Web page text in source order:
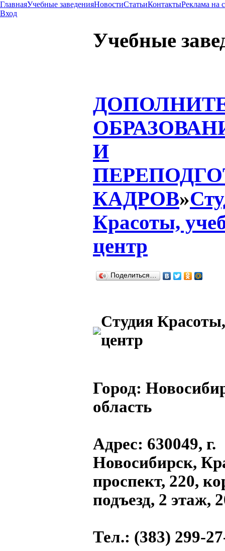
ГлавнаяУчебные заведенияНовостиСтатьиКонтактыРеклама на
Вход
Учебные
И
КАДРОВ»
Красоты,
центр
Поделиться…
Студия
центр
Город:
область
Адрес: 630049, г.
Новосибирск,
проспект, 220,
подъезд, 2 этаж,
Тел.: (383) 299-